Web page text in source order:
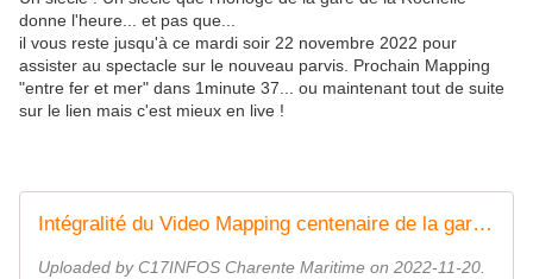
donne l'heure... et pas que...
il vous reste jusqu'à ce mardi soir 22 novembre 2022 pour
assister au spectacle sur le nouveau parvis. Prochain Mapping
"entre fer et mer" dans 1minute 37... ou maintenant tout de suite
sur le lien mais c'est mieux en live !
Intégralité du Video Mapping centenaire de la gare SNCF de La Rochelle
Uploaded by C17INFOS Charente Maritime on 2022-11-20.